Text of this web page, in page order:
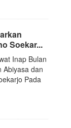
Soekar...
Inap Bulan
Abiyasa dan
Pada